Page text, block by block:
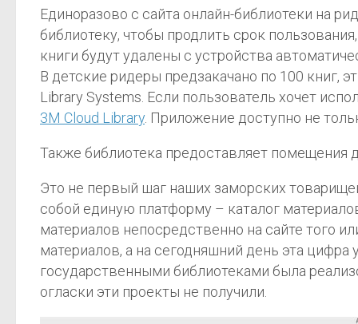
Единоразово с сайта онлайн-библиотеки на
библиотеку, чтобы продлить срок
книги будут удалены с устройства
В детские ридеры предзакачано по 100 книг,
Library Systems. Если пользователь хочет
3M Cloud Library. Приложение доступно не
Также библиотека предоставляет помещения
Это не первый шаг наших заморских
собой единую платформу – каталог
материалов непосредственно на сайте того
материалов, а на сегодняшний день эта
государственными библиотеками была
огласки эти проекты не получили.